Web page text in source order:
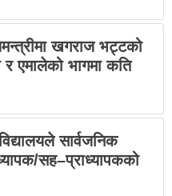
खगराज भट्टको
एमालेको भागमा कति
सार्वजनिक
सह–प्राध्यापकको